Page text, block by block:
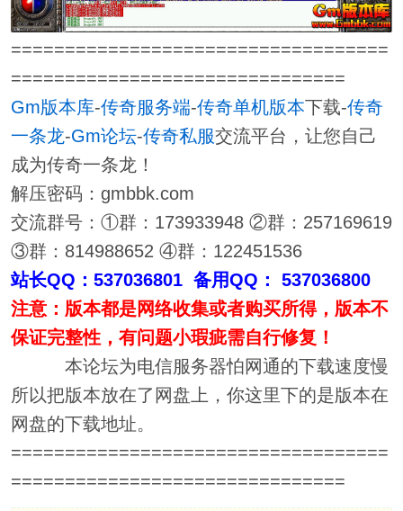
===================================
===============================
Gm版本库-传奇服务端-传奇单机版本下载-传奇
一条龙-Gm论坛-传奇私服交流平台，让您自己
成为传奇一条龙！
解压密码：gmbbk.com
交流群号：①群：173933948 ②群：257169619
③群：814988652 ④群：122451536
站长QQ：537036801 备用QQ： 537036800
注意：版本都是网络收集或者购买所得，版本不
保证完整性，有问题小瑕疵需自行修复！
本论坛为电信服务器怕网通的下载速度慢
所以把版本放在了网盘上，你这里下的是版本在
网盘的下载地址。
===================================
===============================